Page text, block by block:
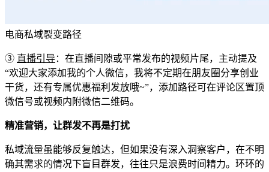
电商私域裂变路径
③ 直播引导：在直播间隙或平常发布的视频片尾，主动提及
“欢迎大家添加我的个人微信，我将不定期在朋友圈分享创业
干货，还有专属优惠福利发放哦~”，添加路径可在评论区置顶
微信号或视频内附微信二维码。
精准营销，让群发不再是打扰
私域流量虽能够反复触达，但如果没有深入洞察客户，在不明
确其需求的情况下盲目群发，往往只是浪费时间精力。环环的